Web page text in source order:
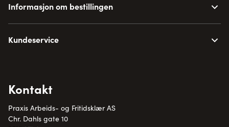
Informasjon om bestillingen
Kundeservice
Kontakt
Praxis Arbeids- og Fritidsklær AS
Chr. Dahls gate 10